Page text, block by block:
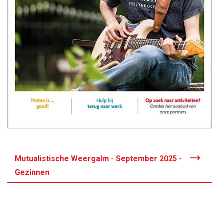
Mutualistische Weergalm - September 2025 -
Gezinnen